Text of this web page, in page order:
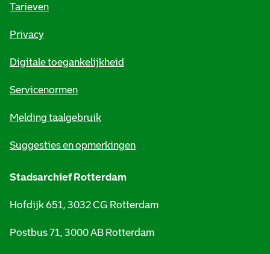
Tarieven
Privacy
Digitale toegankelijkheid
Servicenormen
Melding taalgebruik
Suggesties en opmerkingen
Stadsarchief Rotterdam
Hofdijk 651, 3032 CG Rotterdam
Postbus 71, 3000 AB Rotterdam